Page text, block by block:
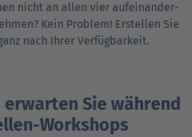
nicht an allen vier auf­einander­
Kein Problem! Erstellen Sie
nach Ihrer Verfüg­barkeit.
erwarten Sie während
Workshops